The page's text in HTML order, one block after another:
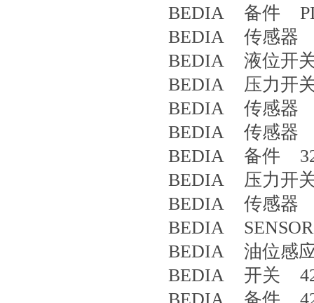
BEDIA 备件
BEDIA 传感器
BEDIA 液位开关
BEDIA 压力开
BEDIA 传感器
BEDIA 传感器
BEDIA 备件
BEDIA 压力开
BEDIA 传感器
BEDIA
BEDIA 油位感
BEDIA 开关